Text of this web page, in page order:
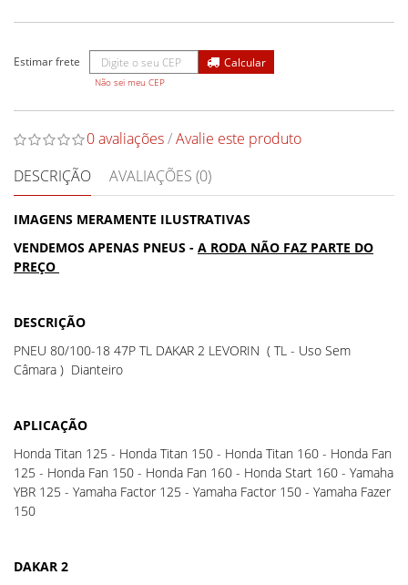
Não sei meu CEP
0 avaliações/Avalie este produto
DESCRIÇÃO
AVALIAÇÕES (0)
IMAGENS MERAMENTE ILUSTRATIVAS
VENDEMOS APENAS PNEUS - A RODA NÃO FAZ PARTE DO
PREÇO
DESCRIÇÃO
PNEU 80/100-18 47P TL DAKAR 2 LEVORIN ( TL - Uso Sem
Câmara ) Dianteiro
APLICAÇÃO
Honda Titan 125 - Honda Titan 150 - Honda Titan 160 - Honda Fan
125 - Honda Fan 150 - Honda Fan 160 - Honda Start 160 - Yamaha
YBR 125 - Yamaha Factor 125 - Yamaha Factor 150 - Yamaha Fazer
150
DAKAR 2